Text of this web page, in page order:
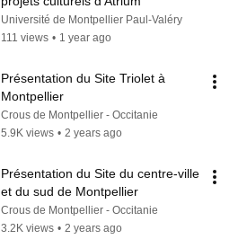
Université de Montpellier Paul-Valéry
111 views • 1 year ago
Présentation du Site Triolet à
Montpellier
Crous de Montpellier - Occitanie
5.9K views • 2 years ago
Présentation du Site du centre-ville
et du sud de Montpellier
Crous de Montpellier - Occitanie
3.2K views • 2 years ago